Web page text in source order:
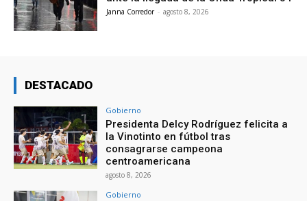
Janna Corredor - agosto 8, 2026
DESTACADO
Gobierno
Presidenta Delcy Rodríguez felicita a
la Vinotinto en fútbol tras
consagrarse campeona
centroamericana
agosto 8, 2026
Gobierno